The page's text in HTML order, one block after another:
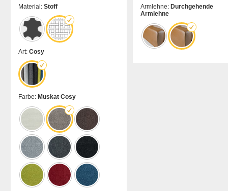
Material: Stoff
Art: Cosy
Farbe: Muskat Cosy
Armlehne: Durchgehende
Armlehne